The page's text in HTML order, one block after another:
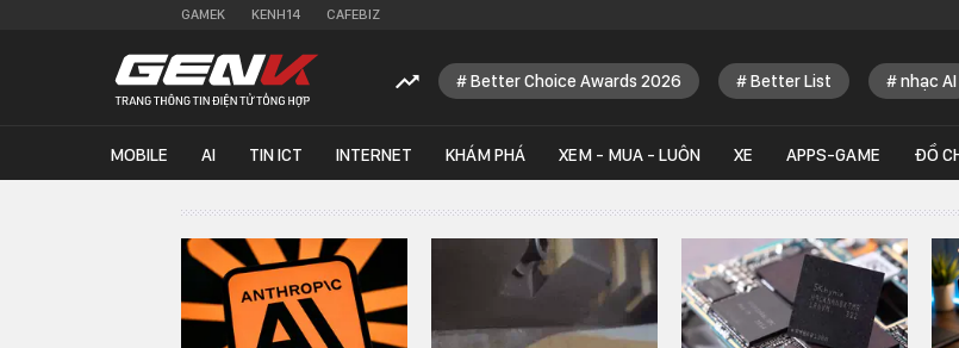
GAMEK KENH14 CAFEBIZ
Better Choice Awards 2026 Better List nhạc AI
MOBILE AI TIN ICT INTERNET KHÁM PHÁ XEM - MUA - LUÔN XE APPS-GAME ĐỒ